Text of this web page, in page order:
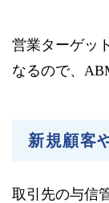
営業ターゲッ
なるので、
新規顧客
取引先の与信